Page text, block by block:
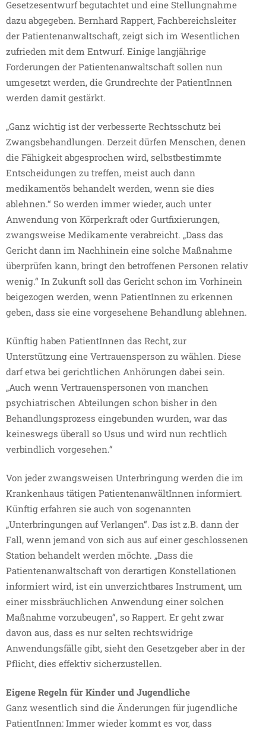
Gesetzesentwurf begutachtet und eine Stellungnahme
dazu abgegeben. Bernhard Rappert, Fachbereichsleiter
der Patientenanwaltschaft, zeigt sich im Wesentlichen
zufrieden mit dem Entwurf. Einige langjährige
Forderungen der Patientenanwaltschaft sollen nun
umgesetzt werden, die Grundrechte der PatientInnen
werden damit gestärkt.
„Ganz wichtig ist der verbesserte Rechtsschutz bei
Zwangsbehandlungen. Derzeit dürfen Menschen, denen
die Fähigkeit abgesprochen wird, selbstbestimmte
Entscheidungen zu treffen, meist auch dann
medikamentös behandelt werden, wenn sie dies
ablehnen.“ So werden immer wieder, auch unter
Anwendung von Körperkraft oder Gurtfixierungen,
zwangsweise Medikamente verabreicht. „Dass das
Gericht dann im Nachhinein eine solche Maßnahme
überprüfen kann, bringt den betroffenen Personen relativ
wenig.“ In Zukunft soll das Gericht schon im Vorhinein
beigezogen werden, wenn PatientInnen zu erkennen
geben, dass sie eine vorgesehene Behandlung ablehnen.
Künftig haben PatientInnen das Recht, zur
Unterstützung eine Vertrauensperson zu wählen. Diese
darf etwa bei gerichtlichen Anhörungen dabei sein.
„Auch wenn Vertrauenspersonen von manchen
psychiatrischen Abteilungen schon bisher in den
Behandlungsprozess eingebunden wurden, war das
keineswegs überall so Usus und wird nun rechtlich
verbindlich vorgesehen.“
Von jeder zwangsweisen Unterbringung werden die im
Krankenhaus tätigen PatientenanwältInnen informiert.
Künftig erfahren sie auch von sogenannten
„Unterbringungen auf Verlangen“. Das ist z.B. dann der
Fall, wenn jemand von sich aus auf einer geschlossenen
Station behandelt werden möchte. „Dass die
Patientenanwaltschaft von derartigen Konstellationen
informiert wird, ist ein unverzichtbares Instrument, um
einer missbräuchlichen Anwendung einer solchen
Maßnahme vorzubeugen“, so Rappert. Er geht zwar
davon aus, dass es nur selten rechtswidrige
Anwendungsfälle gibt, sieht den Gesetzgeber aber in der
Pflicht, dies effektiv sicherzustellen.
Eigene Regeln für Kinder und Jugendliche
Ganz wesentlich sind die Änderungen für jugendliche
PatientInnen: Immer wieder kommt es vor, dass